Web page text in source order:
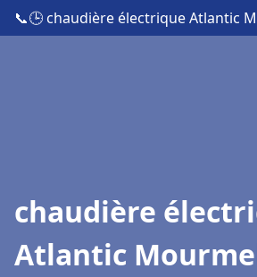
📞🕒 chaudière électrique Atlantic
chaudière
Atlantic